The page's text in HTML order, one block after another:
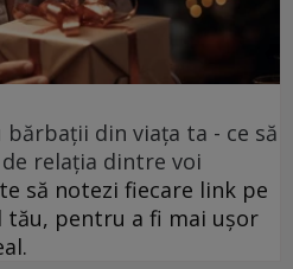
din viața ta - ce să
relația dintre voi
să notezi fiecare link pe
pentru a fi mai ușor